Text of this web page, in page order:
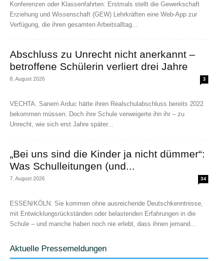
Konferenzen oder Klassenfahrten: Erstmals stellt die Gewerkschaft
Erziehung und Wissenschaft (GEW) Lehrkräften eine Web-App zur
Verfügung, die ihren gesamten Arbeitsalltag...
Abschluss zu Unrecht nicht anerkannt –
betroffene Schülerin verliert drei Jahre
8. August 2026 3
VECHTA. Sanem Arduc hätte ihren Realschulabschluss bereits 2022
bekommen müssen. Doch ihre Schule verweigerte ihn ihr – zu
Unrecht, wie sich erst Jahre später...
„Bei uns sind die Kinder ja nicht dümmer“:
Was Schulleitungen (und...
7. August 2026 34
ESSEN/KÖLN. Sie kommen ohne ausreichende Deutschkenntnisse,
mit Entwicklungsrückständen oder belastenden Erfahrungen in die
Schule – und manche haben noch nie erlebt, dass ihnen jemand...
Aktuelle Pressemeldungen